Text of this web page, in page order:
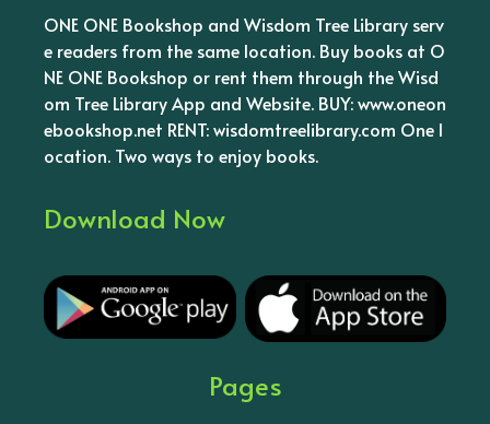
ONE ONE Bookshop and Wisdom Tree Library serv
e readers from the same location. Buy books at O
NE ONE Bookshop or rent them through the Wisd
om Tree Library App and Website. BUY: www.oneon
ebookshop.net RENT: wisdomtreelibrary.com One l
ocation. Two ways to enjoy books.
Download Now
Pages